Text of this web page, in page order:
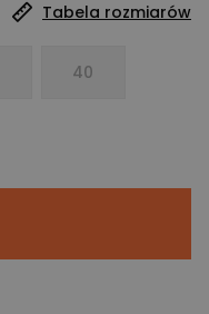
Tabela rozmiarów
40